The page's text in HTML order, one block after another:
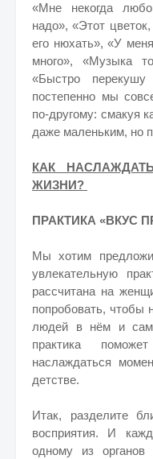
«Мне некогда
надо», «Этот
его нюхать», «У
много», «Музыка
«Быстро
постепенно мы
по-другому: смакуя
даже маленьким, но
КАК
ЖИЗНИ?
ПРАКТИКА «ВКУС
Мы хотим
увлекательную
рассчитана на
попробовать, чтобы
людей в нём и
практика
наслаждаться
детстве.
Итак, разделите
восприятия. И
одному из органов